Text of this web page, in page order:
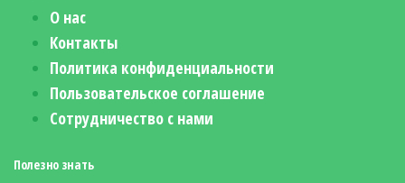
О нас
Контакты
Политика конфиденциальности
Пользовательское соглашение
Сотрудничество с нами
Полезно знать